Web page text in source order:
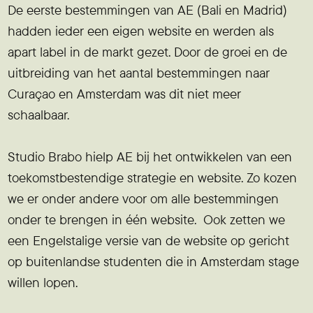
De eerste bestemmingen van AE (Bali en Madrid)
hadden ieder een eigen website en werden als
apart label in de markt gezet. Door de groei en de
uitbreiding van het aantal bestemmingen naar
Curaçao en Amsterdam was dit niet meer
schaalbaar.
Studio Brabo hielp AE bij het ontwikkelen van een
toekomstbestendige strategie en website. Zo kozen
we er onder andere voor om alle bestemmingen
onder te brengen in één website. Ook zetten we
een Engelstalige versie van de website op gericht
op buitenlandse studenten die in Amsterdam stage
willen lopen.